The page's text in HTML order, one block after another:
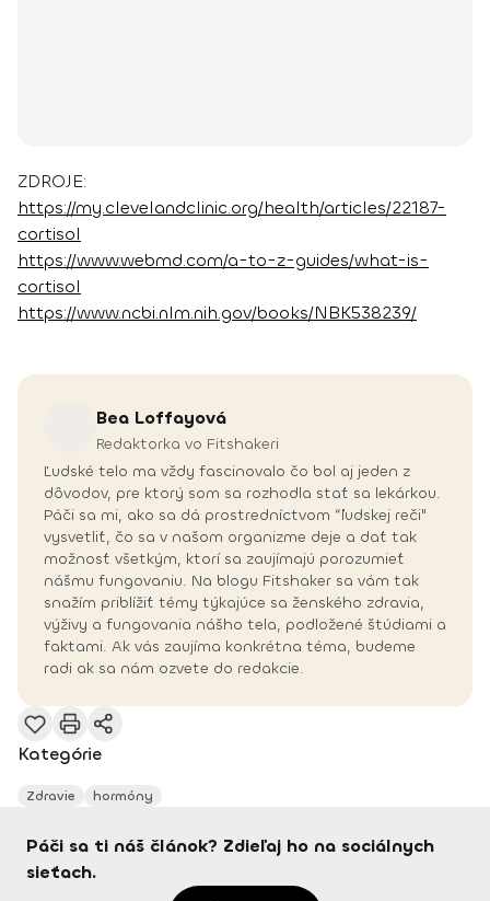
ZDROJE:
https://my.clevelandclinic.org/health/articles/22187-
cortisol
https://www.webmd.com/a-to-z-guides/what-is-
cortisol
https://www.ncbi.nlm.nih.gov/books/NBK538239/
Bea Loffayová
Redaktorka vo Fitshakeri
Ľudské telo ma vždy fascinovalo čo bol aj jeden z
dôvodov, pre ktorý som sa rozhodla stať sa lekárkou.
Páči sa mi, ako sa dá prostredníctvom “ľudskej reči"
vysvetliť, čo sa v našom organizme deje a dať tak
možnosť všetkým, ktorí sa zaujímajú porozumieť
nášmu fungovaniu. Na blogu Fitshaker sa vám tak
snažím priblížiť témy týkajúce sa ženského zdravia,
výživy a fungovania nášho tela, podložené štúdiami a
faktami. Ak vás zaujíma konkrétna téma, budeme
radi ak sa nám ozvete do redakcie.
Kategórie
Zdravie hormóny
Páči sa ti náš článok? Zdieľaj ho na sociálnych
sieťach.